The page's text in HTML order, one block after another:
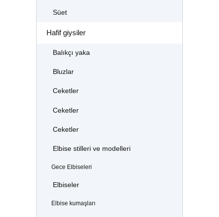
Süet
Hafif giysiler
Balıkçı yaka
Bluzlar
Ceketler
Ceketler
Ceketler
Elbise stilleri ve modelleri
Gece Elbiseleri
Elbiseler
Elbise kumaşları